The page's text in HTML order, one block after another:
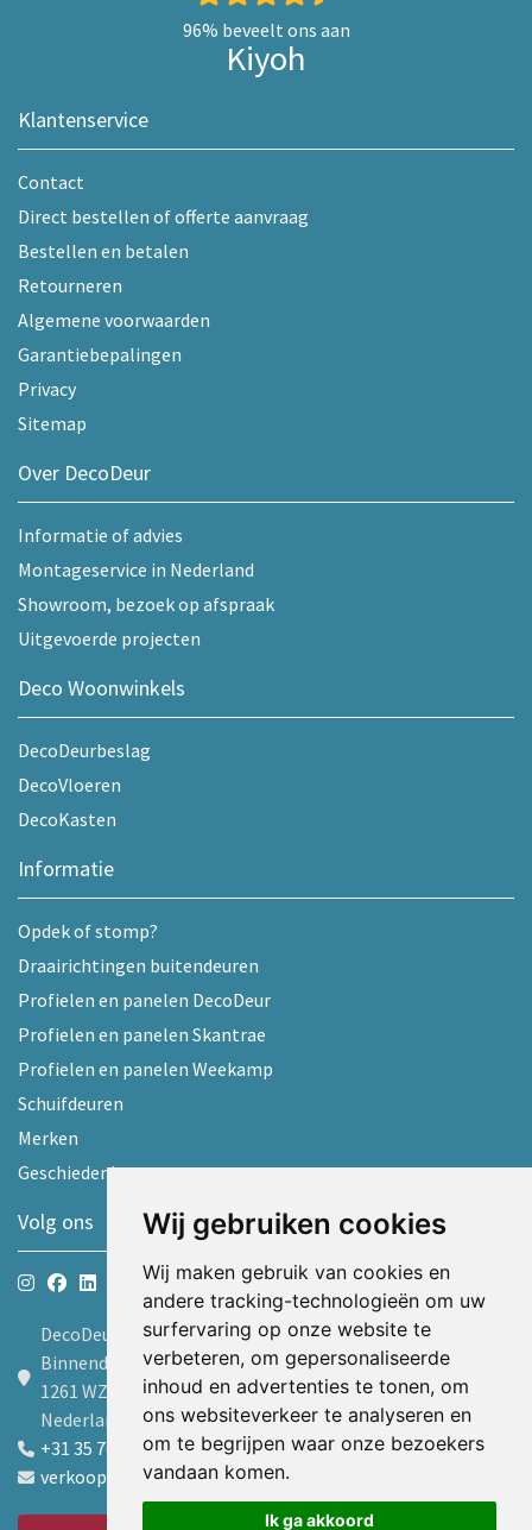
Wij gebruiken cookies
Wij maken gebruik van cookies en
andere tracking-technologieën om uw
surfervaring op onze website te
verbeteren, om gepersonaliseerde
inhoud en advertenties te tonen, om
ons websiteverkeer te analyseren en
om te begrijpen waar onze bezoekers
vandaan komen.
Ik ga akkoord
96% beveelt ons aan
Kiyoh
Klantenservice
Contact
Direct bestellen of offerte aanvraag
Bestellen en betalen
Retourneren
Algemene voorwaarden
Garantiebepalingen
Privacy
Sitemap
Over DecoDeur
Informatie of advies
Montageservice in Nederland
Showroom, bezoek op afspraak
Uitgevoerde projecten
Deco Woonwinkels
DecoDeurbeslag
DecoVloeren
DecoKasten
Informatie
Opdek of stomp?
Draairichtingen buitendeuren
Profielen en panelen DecoDeur
Profielen en panelen Skantrae
Profielen en panelen Weekamp
Schuifdeuren
Merken
Geschiedenis
Volg ons
DecoDeur B.V.
Binnendelta 9d
1261 WZ Blaricum
Nederland
+31 35 7605600
verkoop@decodeur.nl